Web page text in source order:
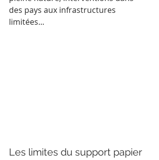
des pays aux infrastructures
limitées...
Les limites du support papier